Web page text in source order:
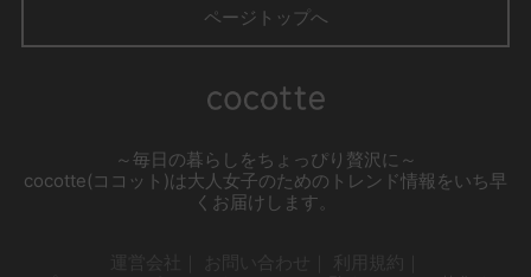
ページトップへ
～毎日の暮らしをちょっぴり贅沢に～
cocotte(ココット)は大人女子のためのトレンド情報をいち早
くお届けします。